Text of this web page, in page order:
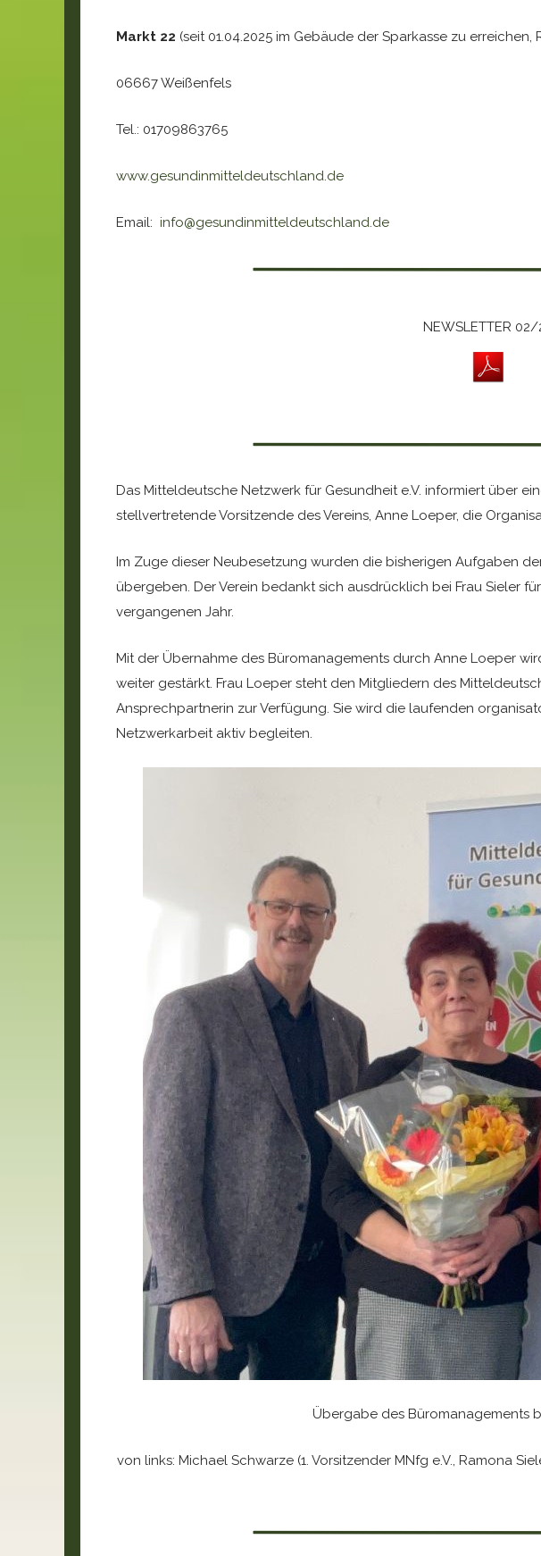
Markt 22 (seit 01.04.2025 im Gebäude der Sparkasse zu erreichen,
06667 Weißenfels
Tel.: 01709863765
www.gesundinmitteldeutschland.de
Email: info@gesundinmitteldeutschland.de
NEWSLETTER
Das Mitteldeutsche Netzwerk für Gesundheit e.V. informiert über
stellvertretende Vorsitzende des Vereins, Anne Loeper, die
Im Zuge dieser Neubesetzung wurden die bisherigen Aufgaben
übergeben. Der Verein bedankt sich ausdrücklich bei Frau Sieler
vergangenen Jahr.
Mit der Übernahme des Büromanagements durch Anne Loeper
weiter gestärkt. Frau Loeper steht den Mitgliedern des
Ansprechpartnerin zur Verfügung. Sie wird die laufenden
Netzwerkarbeit aktiv begleiten.
Übergabe des Büromanagements
von links: Michael Schwarze (1. Vorsitzender MNfg e.V., Ramona